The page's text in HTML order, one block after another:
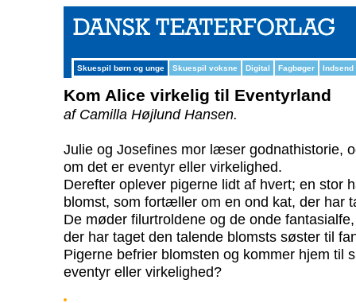
Skuespil børn og unge Skuespil voksne Digital Fagbøger Indsend
Kom Alice virkelig til Eventyrland
af Camilla Højlund Hansen.
Julie og Josefines mor læser godnathistorie,
om det er eventyr eller virkelighed.
Derefter oplever pigerne lidt af hvert; en stor
blomst, som fortæller om en ond kat, der har
De møder filurtroldene og de onde
der har taget den talende blomsts søster til
Pigerne befrier blomsten og kommer hjem til
eventyr eller virkelighed?